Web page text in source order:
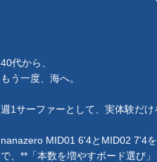
40代から、
もう一度、海へ。
週1サーファーとして、実体験だけ
nanazero MID01 6'4とMID02 7'4
で、**「本数を増やすボード選び